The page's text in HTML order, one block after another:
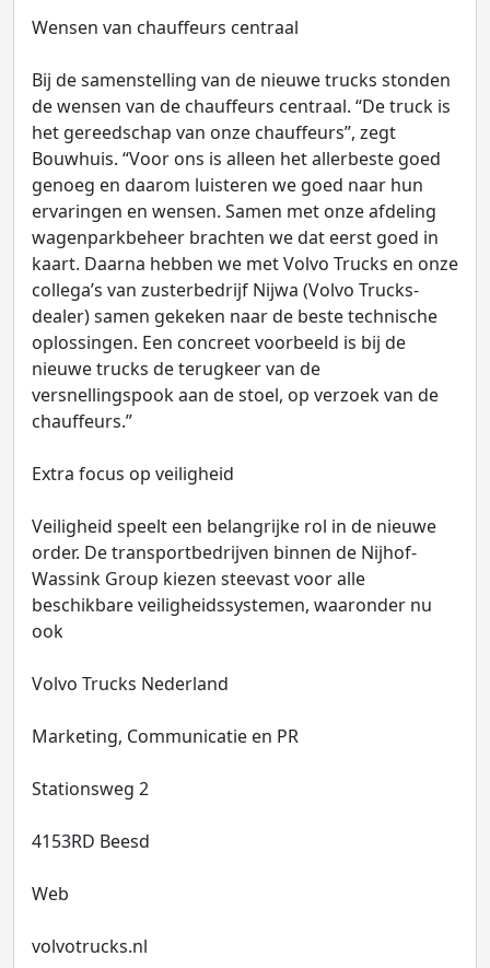
Wensen van chauffeurs centraal
Bij de samenstelling van de nieuwe trucks stonden
de wensen van de chauffeurs centraal. “De truck is
het gereedschap van onze chauffeurs”, zegt
Bouwhuis. “Voor ons is alleen het allerbeste goed
genoeg en daarom luisteren we goed naar hun
ervaringen en wensen. Samen met onze afdeling
wagenparkbeheer brachten we dat eerst goed in
kaart. Daarna hebben we met Volvo Trucks en onze
collega’s van zusterbedrijf Nijwa (Volvo Trucks-
dealer) samen gekeken naar de beste technische
oplossingen. Een concreet voorbeeld is bij de
nieuwe trucks de terugkeer van de
versnellingspook aan de stoel, op verzoek van de
chauffeurs.”
Extra focus op veiligheid
Veiligheid speelt een belangrijke rol in de nieuwe
order. De transportbedrijven binnen de Nijhof-
Wassink Group kiezen steevast voor alle
beschikbare veiligheidssystemen, waaronder nu
ook
Volvo Trucks Nederland
Marketing, Communicatie en PR
Stationsweg 2
4153RD Beesd
Web
volvotrucks.nl